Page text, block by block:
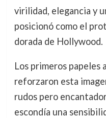
virilidad, elegancia y
posicionó como el
dorada de Hollywood.
Los primeros papeles
reforzaron esta
rudos pero
escondía una